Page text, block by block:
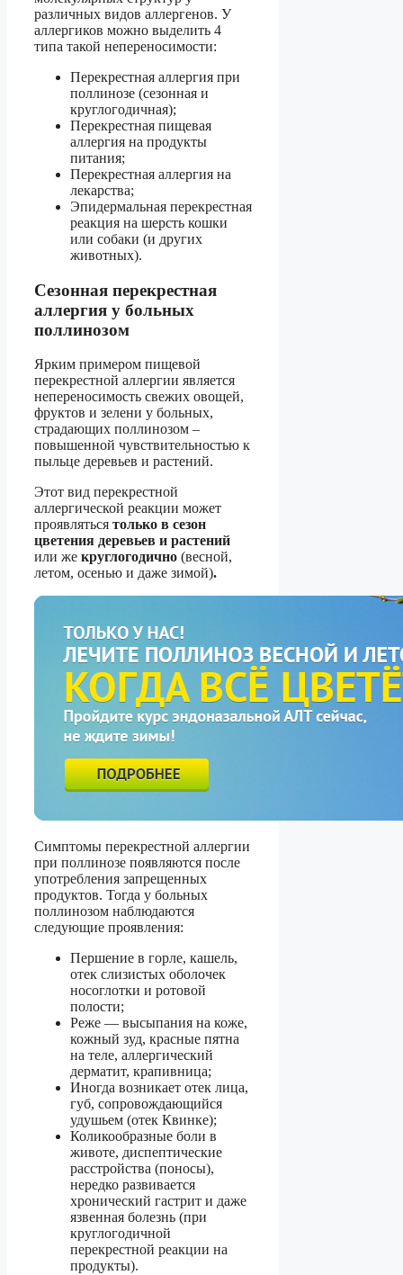
различных видов аллергенов. У
аллергиков можно выделить 4
типа такой непереносимости:
Перекрестная аллергия при
поллинозе (сезонная и
круглогодичная);
Перекрестная пищевая
аллергия на продукты
питания;
Перекрестная аллергия на
лекарства;
Эпидермальная перекрестная
реакция на шерсть кошки
или собаки (и других
животных).
Сезонная перекрестная
аллергия у больных
поллинозом
Ярким примером пищевой
перекрестной аллергии является
непереносимость свежих овощей,
фруктов и зелени у больных,
страдающих поллинозом –
повышенной чувствительностью к
пыльце деревьев и растений.
Этот вид перекрестной
аллергической реакции может
проявляться только в сезон
цветения деревьев и растений
или же круглогодично (весной,
летом, осенью и даже зимой).
Симптомы перекрестной аллергии
при поллинозе появляются после
употребления запрещенных
продуктов. Тогда у больных
поллинозом наблюдаются
следующие проявления:
Першение в горле, кашель,
отек слизистых оболочек
носоглотки и ротовой
полости;
Реже — высыпания на коже,
кожный зуд, красные пятна
на теле, аллергический
дерматит, крапивница;
Иногда возникает отек лица,
губ, сопровождающийся
удушьем (отек Квинке);
Коликообразные боли в
животе, диспептические
расстройства (поносы),
нередко развивается
хронический гастрит и даже
язвенная болезнь (при
круглогодичной
перекрестной реакции на
продукты).